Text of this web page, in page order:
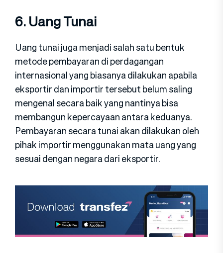
6. Uang Tunai
Uang tunai juga menjadi salah satu bentuk
metode pembayaran di perdagangan
internasional yang biasanya dilakukan apabila
eksportir dan importir tersebut belum saling
mengenal secara baik yang nantinya bisa
membangun kepercayaan antara keduanya.
Pembayaran secara tunai akan dilakukan oleh
pihak importir menggunakan mata uang yang
sesuai dengan negara dari eksportir.